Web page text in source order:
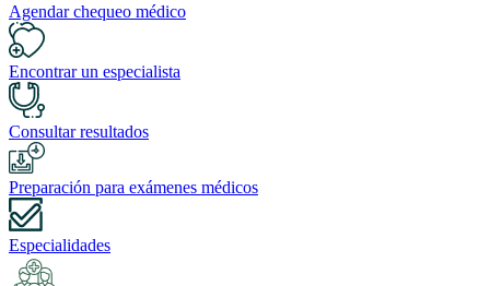
Agendar chequeo médico
Encontrar un especialista
Consultar resultados
Preparación para exámenes médicos
Especialidades